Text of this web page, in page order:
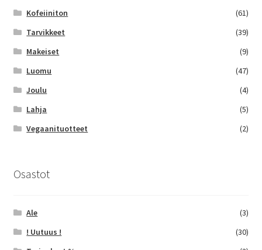
Kofeiiniton
(61)
Tarvikkeet
(39)
Makeiset
(9)
Luomu
(47)
Joulu
(4)
Lahja
(5)
Vegaanituotteet
(2)
Osastot
Ale
(3)
! Uutuus !
(30)